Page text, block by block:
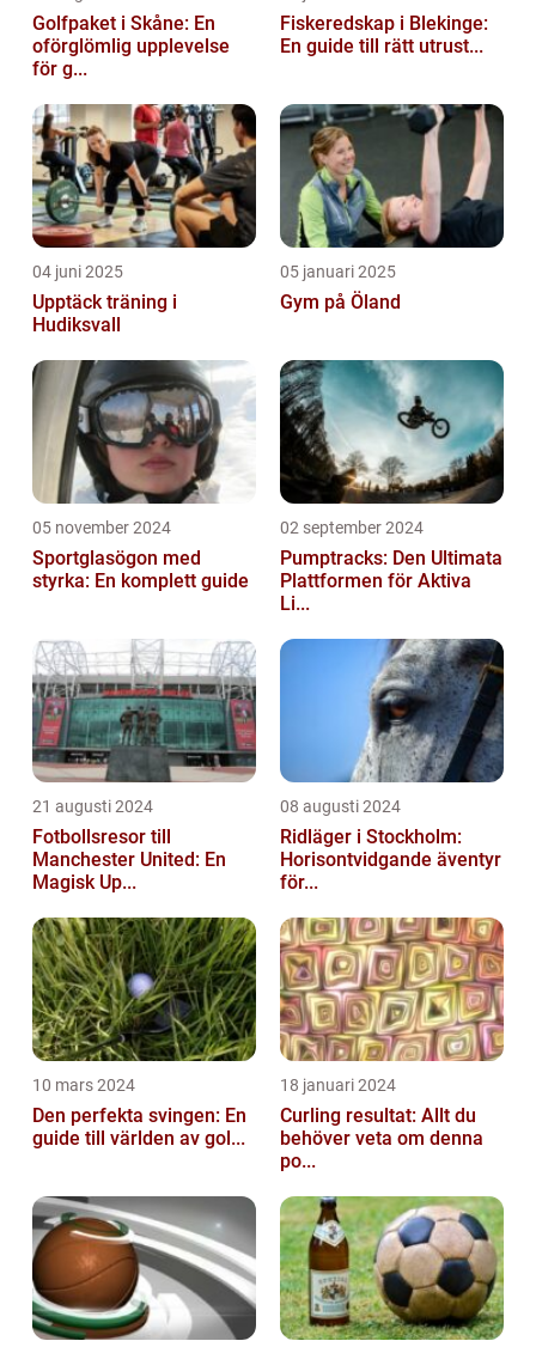
Golfpaket i Skåne: En
oförglömlig upplevelse
för g...
Fiskeredskap i Blekinge:
En guide till rätt utrust...
04 juni 2025
Upptäck träning i
Hudiksvall
05 januari 2025
Gym på Öland
05 november 2024
Sportglasögon med
styrka: En komplett guide
02 september 2024
Pumptracks: Den Ultimata
Plattformen för Aktiva
Li...
21 augusti 2024
Fotbollsresor till
Manchester United: En
Magisk Up...
08 augusti 2024
Ridläger i Stockholm:
Horisontvidgande äventyr
för...
10 mars 2024
Den perfekta svingen: En
guide till världen av gol...
18 januari 2024
Curling resultat: Allt du
behöver veta om denna
po...